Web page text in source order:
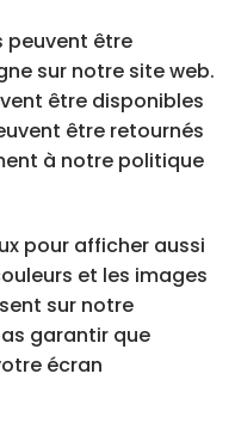
peuvent être
sur notre site web.
être disponibles
être retournés
à notre politique
pour afficher aussi
et les images
sur notre
garantir que
écran